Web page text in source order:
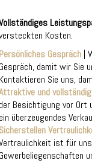
Kosten.
Gespräch |
damit wir Sie
Sie uns,
und
Besichtigung vor Ort
überzeugendes
ist für